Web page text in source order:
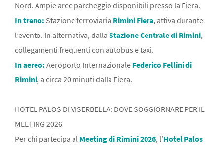
Nord. Ampie aree parcheggio disponibili presso la Fiera.
In treno: Stazione ferroviaria Rimini Fiera, attiva durante
l’evento. In alternativa, dalla Stazione Centrale di Rimini,
collegamenti frequenti con autobus e taxi.
In aereo: Aeroporto Internazionale Federico Fellini di
Rimini, a circa 20 minuti dalla Fiera.
HOTEL PALOS DI VISERBELLA: DOVE SOGGIORNARE PER IL
MEETING 2026
Per chi partecipa al Meeting di Rimini 2026, l’Hotel Palos